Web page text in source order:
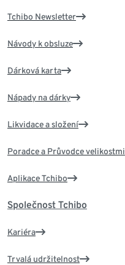
Tchibo Newsletter
Návody k obsluze
Dárková karta
Nápady na dárky
Likvidace a složení
Poradce a Průvodce velikostmi
Aplikace Tchibo
Společnost Tchibo
Kariéra
Trvalá udržitelnost